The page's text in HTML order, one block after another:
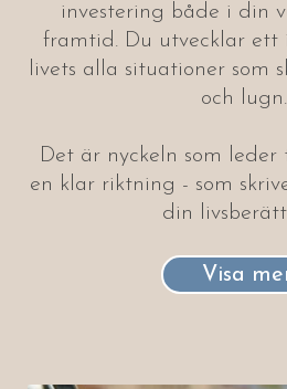
investering både i din
framtid. Du utvecklar ett
livets alla situationer som
och lugn.
Det är nyckeln som
en klar riktning - som
din
Visa